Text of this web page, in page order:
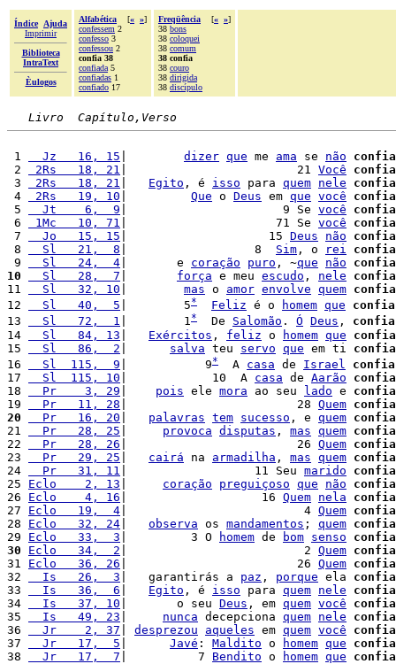
Índice
Ajuda
Imprimir
Biblioteca
IntraText
Èulogos
Alfabética [« »]
confessem 2
confesso 3
confessou 2
confia 38
confiada 5
confiadas 1
confiado 17
Freqüência [« »]
38 bons
38 coloquei
38 comum
38 confia
38 couro
38 dirigida
38 discípulo
Livro  Capítulo,Verso
1
  Jz   16, 15
dizer que me ama se não
confia
2
2Rs   18, 21 |                        21 Você
confia
3
2Rs   18, 21 Egito , é isso para quem nele
confia
4
2Rs   19, 10 Que o Deus em que você
confia
5
  Jt    6,  9
|                      9 Se você
confia
6
1Mc   10, 71 |                     71 Se você
confia
7
  Jo   15, 15
|                    15 Deus não
confia
8
  Sl   21,  8
|                  8 Sim , o rei
confia
9
  Sl   24,  4
|       e coração puro , ~que não
confia
10
  Sl   28,  7
força e meu escudo , nele
confia
11
  Sl   32, 10
mas o amor envolve quem confia
12
  Sl   40,  5
|        5* Feliz é o homem que confia
13
  Sl   72,  1
|        1*
  De
Salomão . Ó Deus , confia
14
  Sl   84, 13
Exércitos , feliz o homem que
confia
15
  Sl   86,  2
salva teu servo que em ti confia
16
  Sl  115,  9
|           9*
  A
casa de Israel confia
17
  Sl  115, 10
|            10  A casa de Aarão
confia
18
  Pr    3, 29
pois ele mora ao seu lado e confia
19
  Pr   11, 28
|                        28 Quem confia
20
  Pr   16, 20
palavras tem sucesso , e quem confia
21
  Pr   28, 25
provoca disputas , mas quem confia
22
  Pr   28, 26
|                        26 Quem confia
23
  Pr   29, 25
cairá na armadilha , mas quem confia
24
  Pr   31, 11
|                  11 Seu marido
confia
25 Eclo    2, 13 coração preguiçoso que não
confia
26 Eclo    4, 16 |                   16 Quem nela
confia
27 Eclo   19,  4 |                         4 Quem confia
28 Eclo   32, 24 observa os mandamentos ; quem confia
29 Eclo   33,  3 |         3 O homem de bom senso
confia
30
Eclo   34,  2 |                         2 Quem confia
31 Eclo   36, 26 |                        26 Quem confia
32
  Is   26,  3
|   garantirás a paz , porque ela confia
33
  Is   36,  6
Egito , é isso para quem nele
confia
34
  Is   37, 10
|       o seu Deus , em quem você
confia
35
  Is   49, 23
nunca decepciona quem nele
confia
36
  Jr    2, 37
desprezou aqueles em quem você
confia
37
  Jr   17,  5
Javé : Maldito o homem que
confia
38
  Jr   17,  7
|          7 Bendito o homem que confia